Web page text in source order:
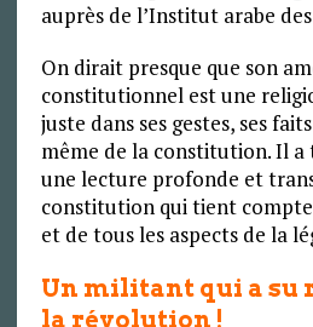
auprès de l’Institut arabe
On dirait presque que son
constitutionnel est une
juste dans ses gestes, ses
même de la constitution. Il
une lecture profonde et
constitution qui tient compte
et de tous les aspects de la
Un militant qui a su
la révolution !